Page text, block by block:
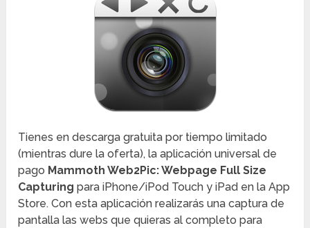
Tienes en descarga gratuita por tiempo limitado
(mientras dure la oferta), la aplicación universal de
pago Mammoth Web2Pic: Webpage Full Size
Capturing para iPhone/iPod Touch y iPad en la App
Store. Con esta aplicación realizarás una captura de
pantalla las webs que quieras al completo para